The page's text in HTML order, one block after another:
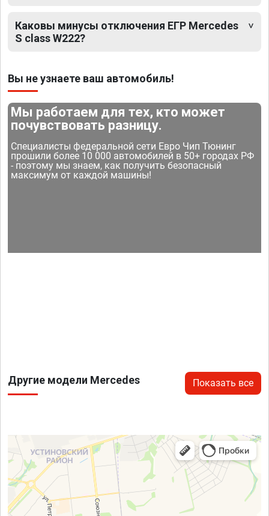
Каковы минусы отключения ЕГР Mercedes
S class W222?
Вы не узнаете ваш автомобиль!
Мы работаем для тех, кто может
почувствовать разницу.
Специалисты федеральной сети Евро Чип Тюнинг
прошили более 10 000 автомобилей в 50+ городах РФ
- поэтому мы знаем, как получить безопасный
максимум от каждой машины!
Другие модели Mercedes Показать все